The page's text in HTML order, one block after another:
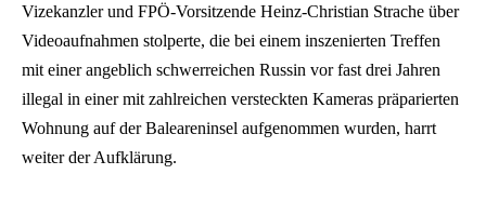
Vizekanzler und FPÖ-Vorsitzende Heinz-Christian Strache über
Videoaufnahmen stolperte, die bei einem inszenierten Treffen
mit einer angeblich schwerreichen Russin vor fast drei Jahren
illegal in einer mit zahlreichen versteckten Kameras präparierten
Wohnung auf der Baleareninsel aufgenommen wurden, harrt
weiter der Aufklärung.